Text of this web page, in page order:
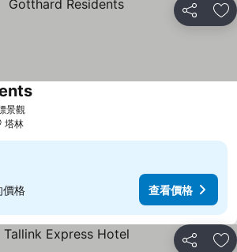
分享 加
景觀查看價格
查看價格
塔林
價格 查看價格
分享 加